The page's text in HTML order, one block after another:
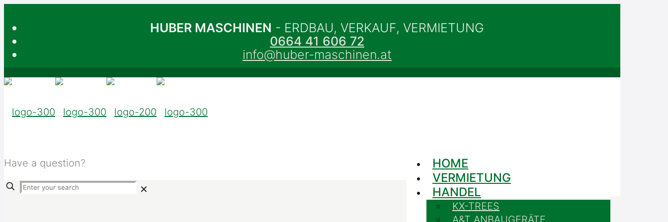
HUBER MASCHINEN - ERDBAU, VERKAUF, VERMIETUNG
0664 41 606 72
info@huber-maschinen.at
HOME
VERMIETUNG
HANDEL
KX-TREES
A&T ANBAUGERÄTE
Have a question?
✕